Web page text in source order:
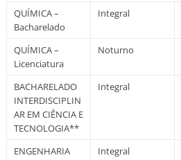
QUÍMICA –
Bacharelado
Integral
QUÍMICA –
Licenciatura
Noturno
BACHARELADO
INTERDISCIPLIN
AR EM CIÊNCIA E
TECNOLOGIA**
Integral
ENGENHARIA
Integral